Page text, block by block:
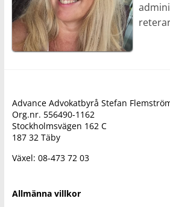
Advance Advokatbyrå Stefan
Org.nr. 556490-1162
Stockholmsvägen 162 C
187 32 Täby
Växel: 08-473 72 03
Allmänna villkor